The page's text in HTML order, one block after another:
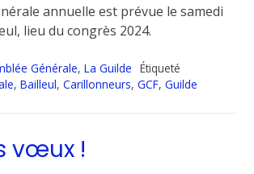
annuelle est prévue le samedi
lieu du congrès 2024.
Générale, La Guilde Étiqueté
, Bailleul, Carillonneurs, GCF, Guilde
vœux !